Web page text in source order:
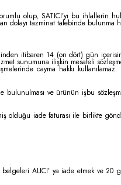
olup, SATICI’yı bu ihlallerin
dolayı tazminat talebinde bulunma
itibaren 14 (on dört) gün
sunumuna ilişkin mesafeli
cayma hakkı kullanılamaz.
bulunulması ve ürünün işbu
olduğu iade faturası ile birlikte
ALICI’ ya iade etmek ve 20